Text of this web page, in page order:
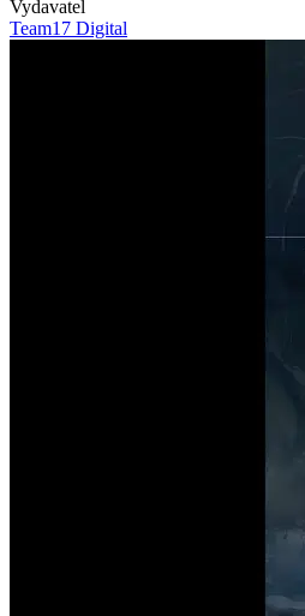
Vydavatel
Team17 Digital